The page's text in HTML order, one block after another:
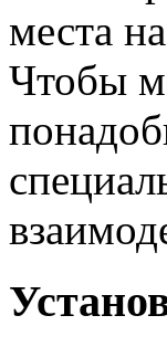
места
Чтобы